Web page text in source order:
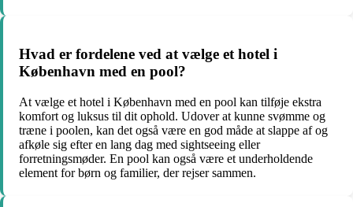
Hvad er fordelene ved at vælge et hotel i
København med en pool?
At vælge et hotel i København med en pool kan tilføje ekstra
komfort og luksus til dit ophold. Udover at kunne svømme og
træne i poolen, kan det også være en god måde at slappe af og
afkøle sig efter en lang dag med sightseeing eller
forretningsmøder. En pool kan også være et underholdende
element for børn og familier, der rejser sammen.